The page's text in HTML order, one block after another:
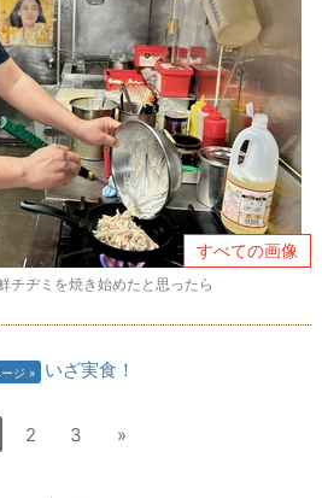
すべての画像
チヂミを焼き始めたと思ったら
ジ いざ実食！
2 3 »